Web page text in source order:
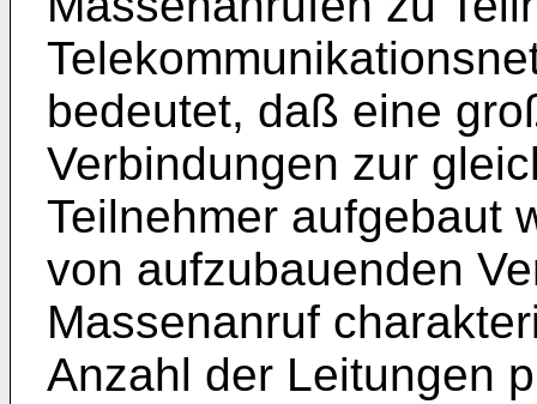
bedeutet, daß eine
Verbindungen zur
Teilnehmer aufgebaut
von aufzubauenden
Massenanruf
Anzahl der Leitungen